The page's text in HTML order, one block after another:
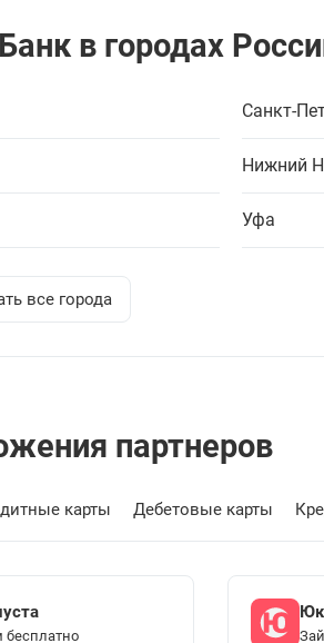
в городах
Санкт-
Нижний
Уфа
все города
партнеров
карты Дебетовые карты
бесплатно